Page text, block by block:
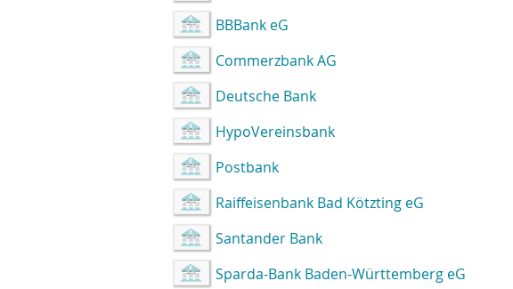
BBBank eG
Commerzbank AG
Deutsche Bank
HypoVereinsbank
Postbank
Raiffeisenbank Bad Kötzting eG
Santander Bank
Sparda-Bank Baden-Württemberg eG